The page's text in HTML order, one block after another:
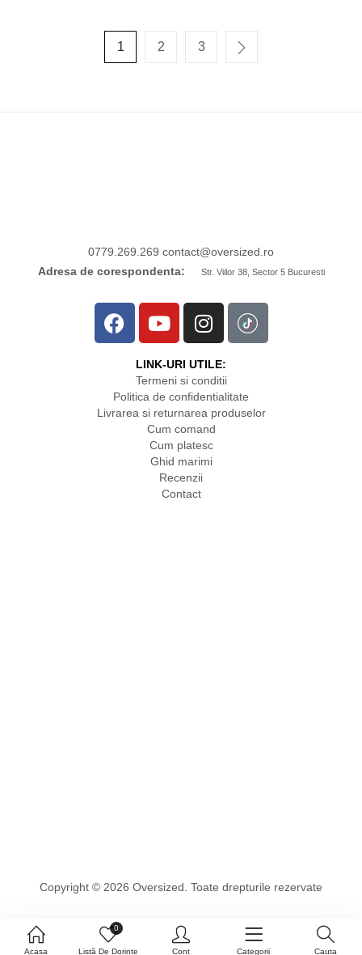
Acasa
0
Listă De Dorințe Cont Categorii Cauta
1 2 3
0779.269.269 contact@oversized.ro
Adresa de corespondenta:
Str. Viilor 38, Sector 5 Bucuresti
LINK-URI UTILE:
Termeni si conditii
Politica de confidentialitate
Livrarea si returnarea produselor
Cum comand
Cum platesc
Ghid marimi
Recenzii
Contact
Copyright © 2026 Oversized. Toate drepturile rezervate